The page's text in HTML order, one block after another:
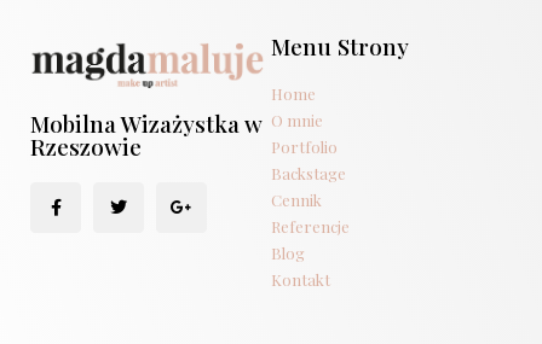
Mobilna Wizażystka w
Rzeszowie
Menu Strony
Home
O mnie
Portfolio
Backstage
Cennik
Referencje
Blog
Kontakt